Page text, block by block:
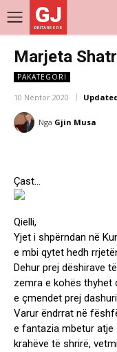
GJ
DRITARE E RE
Marjeta
PAKATEGORI
10 Nëntor 2020
Nga Gjin Musa
Çast…
Qielli,
Yjet i shpërndan në
e mbi qytet hedh
Dehur prej dëshirave
zemra e kohës thyhet
e çmendet prej
Varur ëndrrat në
e fantazia mbetur atje
krahëve të shrirë,